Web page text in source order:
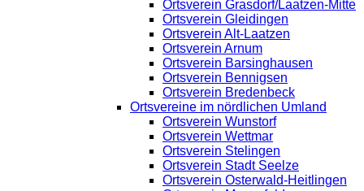
Ortsverein Grasdorf/Laatzen-Mitte
Ortsverein Gleidingen
Ortsverein Alt-Laatzen
Ortsverein Arnum
Ortsverein Barsinghausen
Ortsverein Bennigsen
Ortsverein Bredenbeck
Ortsvereine im nördlichen Umland
Ortsverein Wunstorf
Ortsverein Wettmar
Ortsverein Stelingen
Ortsverein Stadt Seelze
Ortsverein Osterwald-Heitlingen